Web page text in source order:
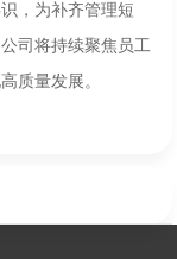
，为补齐管理短
司将持续聚焦员工
质量发展。